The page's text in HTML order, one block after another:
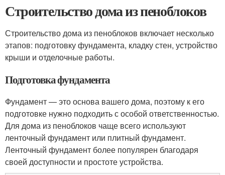
Строительство дома из пеноблоков
Строительство дома из пеноблоков включает несколько
этапов: подготовку фундамента, кладку стен, устройство
крыши и отделочные работы.
Подготовка фундамента
Фундамент — это основа вашего дома, поэтому к его
подготовке нужно подходить с особой ответственностью.
Для дома из пеноблоков чаще всего используют
ленточный фундамент или плитный фундамент.
Ленточный фундамент более популярен благодаря
своей доступности и простоте устройства.